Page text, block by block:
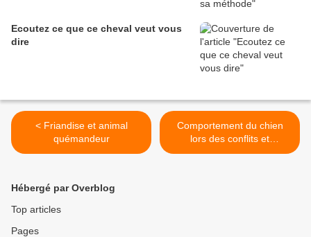
Ecoutez ce que ce cheval veut vous
dire
< Friandise et animal
quémandeur
Comportement du chien
lors des conflits et
conséquences >
Hébergé par Overblog
Top articles
Pages